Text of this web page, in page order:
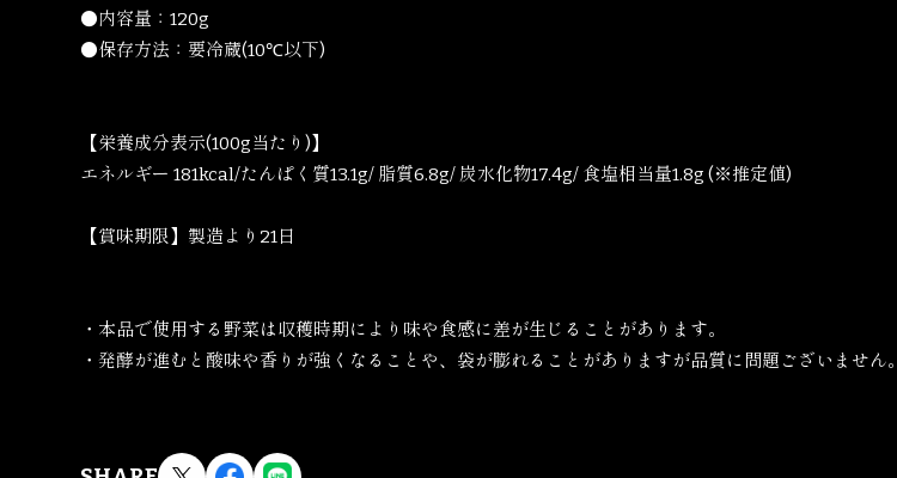
●内容量：120g
●保存方法：要冷蔵(10℃以下)
【栄養成分表示(100g当たり)】
エネルギー 181kcal/たんぱく質13.1g/ 脂質6.8g/ 炭水化物17.4g/ 食塩相当量1.8g (※推定値)
​【賞味期限】製造より21日
・本品で使用する野菜は収穫時期により味や食感に差が生じることがあります。
・発酵が進むと酸味や香りが強くなることや、袋が膨れることがありますが品質に問題ございません。